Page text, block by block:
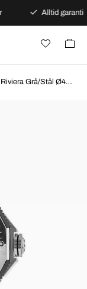
Alltid garanti
Baume & Mercier Riviera Grå/Stål Ø42 mm M0A10717